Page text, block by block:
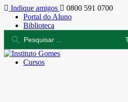
Indique amigos
0800 591 0700
Portal do Aluno
Biblioteca
Cursos